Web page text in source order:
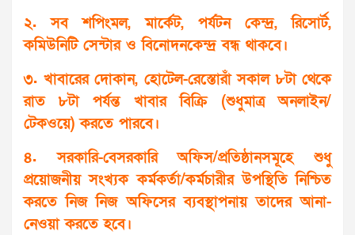
২. সব শপিংমল, মার্কেট, পর্যটন কেন্দ্র, রিসোর্ট,
কমিউনিটি সেন্টার ও বিনোদনকেন্দ্র বন্ধ থাকবে।
৩. খাবারের দোকান, হোটেল-রেস্তোরাঁ সকাল ৮টা থেকে
রাত ৮টা পর্যন্ত খাবার বিক্রি (শুধুমাত্র অনলাইন/
টেকওয়ে) করতে পারবে।
৪. সরকারি-বেসরকারি অফিস/প্রতিষ্ঠানসমূহে শুধু
প্রয়োজনীয় সংখ্যক কর্মকর্তা/কর্মচারীর উপস্থিতি নিশ্চিত
করতে নিজ নিজ অফিসের ব্যবস্থাপনায় তাদের আনা-
নেওয়া করতে হবে।